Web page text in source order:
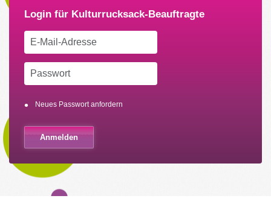
Neues Passwort anfordern